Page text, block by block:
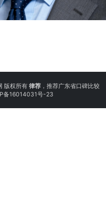
版权所有 律荐 ，推荐广东省口碑比较
备16014031号-23